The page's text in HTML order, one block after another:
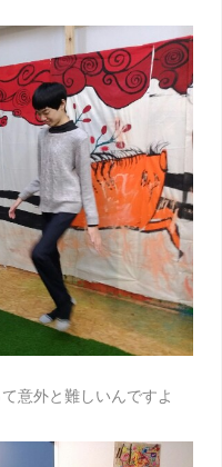
意外と難しいんですよ